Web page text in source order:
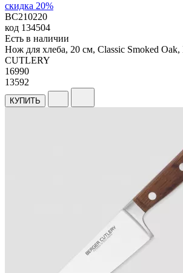
скидка 20%
BC210220
код 134504
Есть в наличии
Нож для хлеба, 20 см, Classic Smoked
CUTLERY
16990
13592
КУПИТЬ